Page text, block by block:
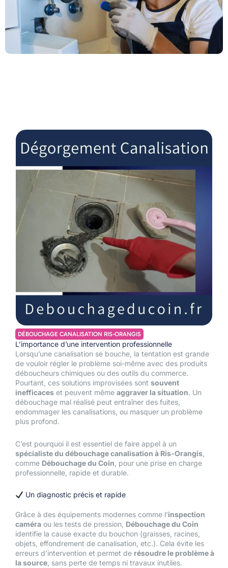
DÉBOUCHAGE CANALISATION RIS-ORANGIS
L’importance d’une intervention professionnelle
Lorsqu’une canalisation se bouche, la tentation est grande
de vouloir régler le problème soi-même avec des produits
déboucheurs chimiques ou des outils du commerce.
Pourtant, ces solutions improvisées sont souvent
inefficaces et peuvent même aggraver la situation. Un
débouchage mal réalisé peut entraîner des fuites,
endommager les canalisations, ou masquer un problème
plus profond.
C’est pourquoi il est essentiel de faire appel à un
spécialiste du débouchage canalisation à Ris-Orangis
comme Débouchage du Coin pour une prise en charge
professionnelle, rapide et durable.
Un diagnostic précis et rapide
Grâce à des équipements modernes comme l’inspection
caméra ou les tests de pression, Débouchage du Coin
identifie la cause exacte du bouchon (graisses, racines,
objets, effondrement de canalisation, etc.). Cela évite les
erreurs d’intervention et permet de résoudre le problème à
la source, sans perte de temps ni travaux inutiles.